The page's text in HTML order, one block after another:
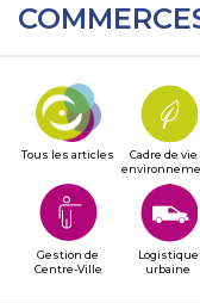
Tous les articles
Cadre de vie
Gestion de
Centre-Ville
Logistique
urbaine